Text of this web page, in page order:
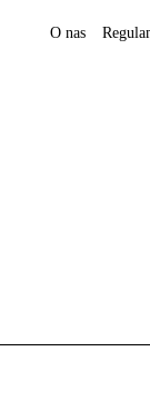
O nas